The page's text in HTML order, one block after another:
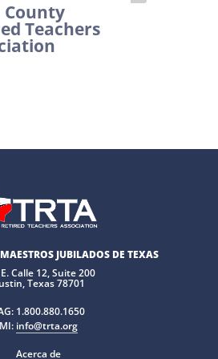
County
Teachers
JUBILADOS DE TEXAS
Calle 12, Suite 200
Texas 78701
1.800.880.1650
MI: info@trta.org
Acerca de